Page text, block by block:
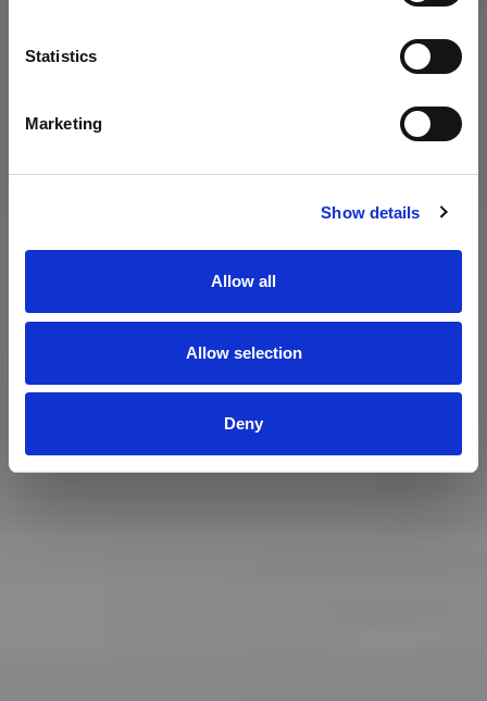
Statistics
Marketing
Show details
Allow all
Allow selection
Deny